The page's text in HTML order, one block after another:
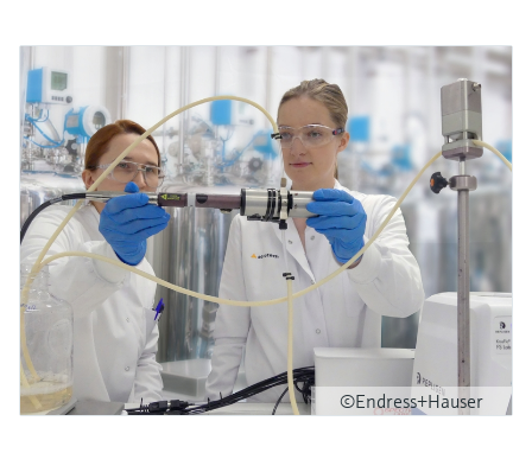
©Endress+Hauser